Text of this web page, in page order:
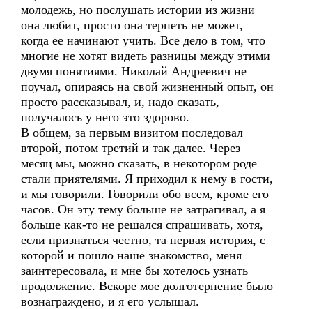
молодежь, но послушать истории из жизни
она любит, просто она терпеть не может,
когда ее начинают учить. Все дело в том, что
многие не хотят видеть разницы между этими
двумя понятиями. Николай Андреевич не
поучал, опираясь на свой жизненный опыт, он
просто рассказывал, и, надо сказать,
получалось у него это здорово.
В общем, за первым визитом последовал
второй, потом третий и так далее. Через
месяц мы, можно сказать, в некотором роде
стали приятелями. Я приходил к нему в гости,
и мы говорили. Говорили обо всем, кроме его
часов. Он эту тему больше не затрагивал, а я
больше как-то не решался спрашивать, хотя,
если признаться честно, та первая история, с
которой и пошло наше знакомство, меня
заинтересовала, и мне бы хотелось узнать
продолжение. Вскоре мое долготерпение было
вознаграждено, и я его услышал.